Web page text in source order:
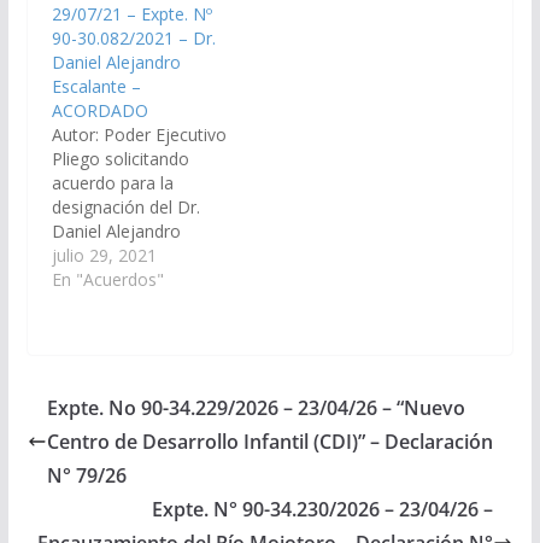
cargo de Juez de
Primera Instancia del
Trabajo del Distrito
Judicial Orán. (Expte. Nº
90-32.471/2023, a la
Comisión de Justicia,
Acuerdos y
Designaciones).
Acordado, el
14/12/2023.
29/07/21 – Expte. Nº
90-30.082/2021 – Dr.
Daniel Alejandro
Escalante –
ACORDADO
Autor: Poder Ejecutivo
Pliego solicitando
acuerdo para la
designación del Dr.
Daniel Alejandro
Escalante, D.N.I. N°
28.371.448, en el cargo
la Comisión de Justicia,
Acuerdos y
Designaciones).
ACORDADO, el
julio 29, 2021
En "Acuerdos"
Expte. No 90-34.229/2026 – 23/04/26 – “Nuevo
Centro de Desarrollo Infantil (CDI)” – Declaración
N° 79/26
Expte. N° 90-34.230/2026 – 23/04/26 –